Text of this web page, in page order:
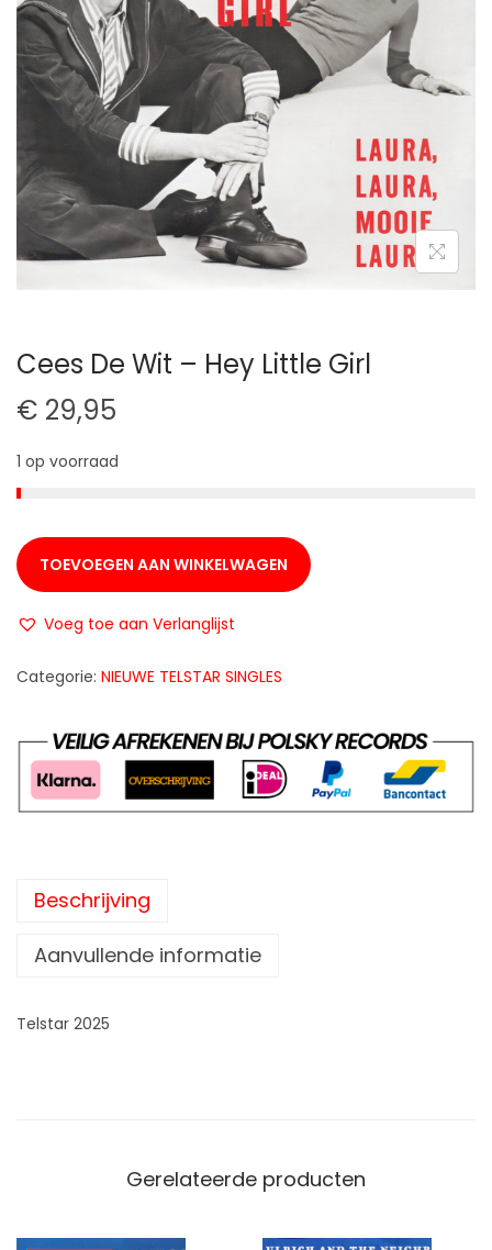
t
i
e
u
d
Cees De Wit – Hey Little Girl
€ 29,95
1 op voorraad
TOEVOEGEN AAN WINKELWAGEN
Voeg toe aan Verlanglijst
Categorie: NIEUWE TELSTAR SINGLES
Beschrijving
Aanvullende informatie
Telstar 2025
Gerelateerde producten